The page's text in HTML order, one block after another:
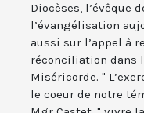
Diocèses, l’évêque
l’évangélisation
aussi sur l’appel à
réconciliation dans
Miséricorde. "
le coeur de notre